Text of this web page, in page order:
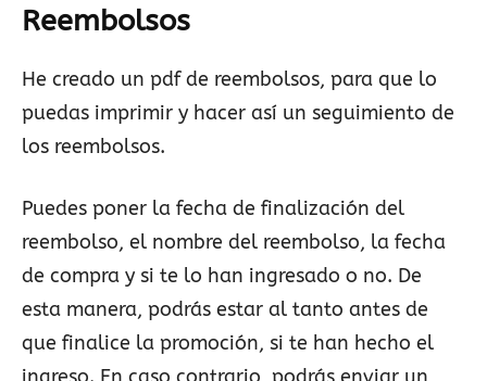
Reembolsos
He creado un pdf de reembolsos, para que lo
puedas imprimir y hacer así un seguimiento de
los reembolsos.
Puedes poner la fecha de finalización del
reembolso, el nombre del reembolso, la fecha
de compra y si te lo han ingresado o no. De
esta manera, podrás estar al tanto antes de
que finalice la promoción, si te han hecho el